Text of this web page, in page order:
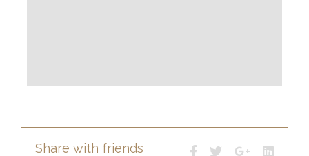
Share with friends